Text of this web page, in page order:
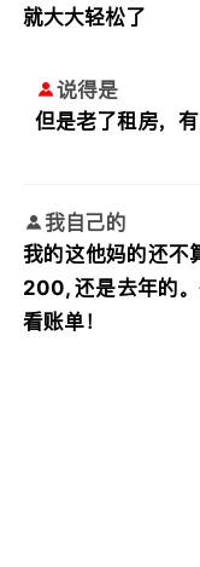
就大大轻松了
说得是
但是老了租房，
我自己的
我的这他妈的还不
200, 还是去年的
看账单！